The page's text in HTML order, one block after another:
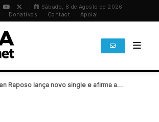
Sábado, 8 de Agosto de 2026
Donativos Contact Apoia!
Raposo lança novo single e afirma a…